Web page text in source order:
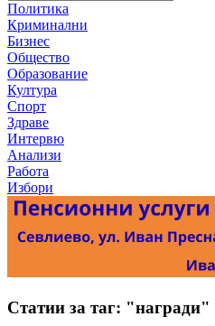
Политика
Криминални
Бизнес
Общество
Образование
Култура
Спорт
Здраве
Интервю
Анализи
Работа
Избори
Статии за таг: "награди"